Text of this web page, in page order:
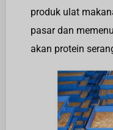
produk ulat
pasar dan
akan protein